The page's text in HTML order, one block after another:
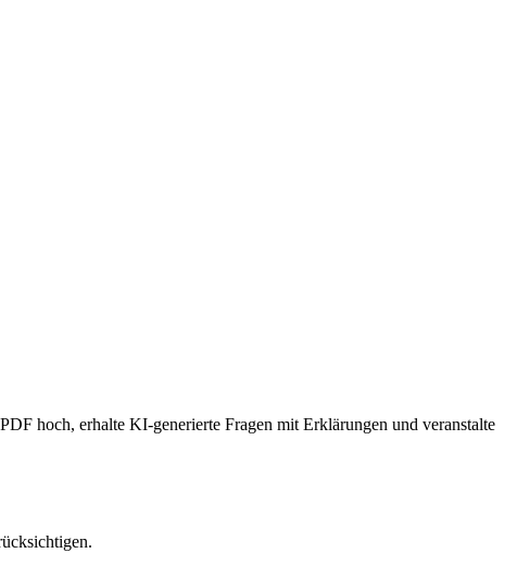
hoch, erhalte KI-generierte Fragen mit Erklärungen und veranstalte